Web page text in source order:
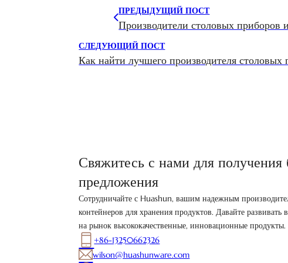
ПРЕДЫДУЩИЙ ПОСТ
Производители столовых приборов
СЛЕДУЮЩИЙ ПОСТ
Как найти лучшего производителя столовых
Свяжитесь с нами для получения
предложения
Сотрудничайте с Huashun, вашим надежным
контейнеров для хранения продуктов. Давайте развивать
на рынок высококачественные, инновационные продукты.
+86-13250662326
wilson@huashunware.com